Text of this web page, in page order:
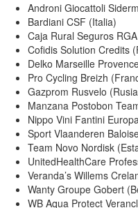
Androni Giocattoli
Bardiani CSF (Italia)
Caja Rural Seguros
Cofidis Solution Credits
Delko Marseille
Pro Cycling Breizh
Gazprom Rusvelo
Manzana Postobon
Nippo Vini Fantini
Sport Vlaanderen
Team Novo Nordisk
UnitedHealthCare
Veranda’s Willems
Wanty Groupe Gobert
WB Aqua Protect